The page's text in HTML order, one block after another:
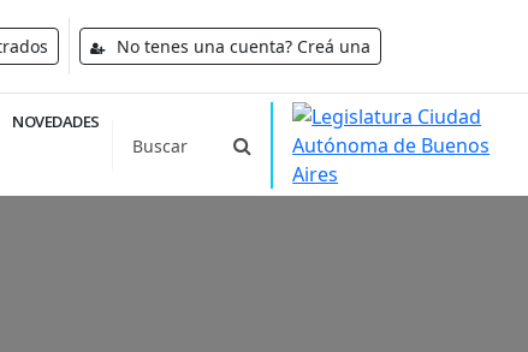
No tenes una cuenta? Creá una
NOVEDADES